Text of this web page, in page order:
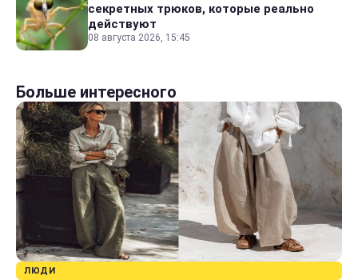
секретных трюков, которые реально
действуют
08 августа 2026, 15:45
Больше интересного
ЛЮДИ